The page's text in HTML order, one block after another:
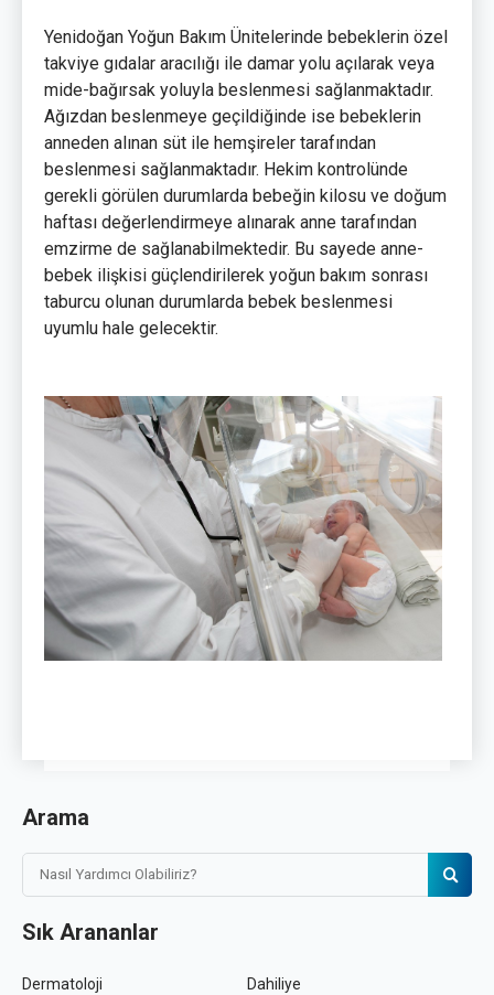
Yenidoğan Yoğun Bakım Ünitelerinde bebeklerin özel
takviye gıdalar aracılığı ile damar yolu açılarak veya
mide-bağırsak yoluyla beslenmesi sağlanmaktadır.
Ağızdan beslenmeye geçildiğinde ise bebeklerin
anneden alınan süt ile hemşireler tarafından
beslenmesi sağlanmaktadır. Hekim kontrolünde
gerekli görülen durumlarda bebeğin kilosu ve doğum
haftası değerlendirmeye alınarak anne tarafından
emzirme de sağlanabilmektedir. Bu sayede anne-
bebek ilişkisi güçlendirilerek yoğun bakım sonrası
taburcu olunan durumlarda bebek beslenmesi
uyumlu hale gelecektir.
Arama
Sık Arananlar
Dermatoloji
Dahiliye